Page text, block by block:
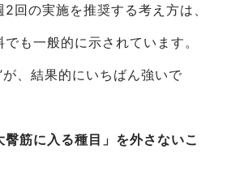
回の実施を推奨する考え方は、
も一般的に示されています。
、結果的にいちばん強いで
筋に入る種目」を外さないこ